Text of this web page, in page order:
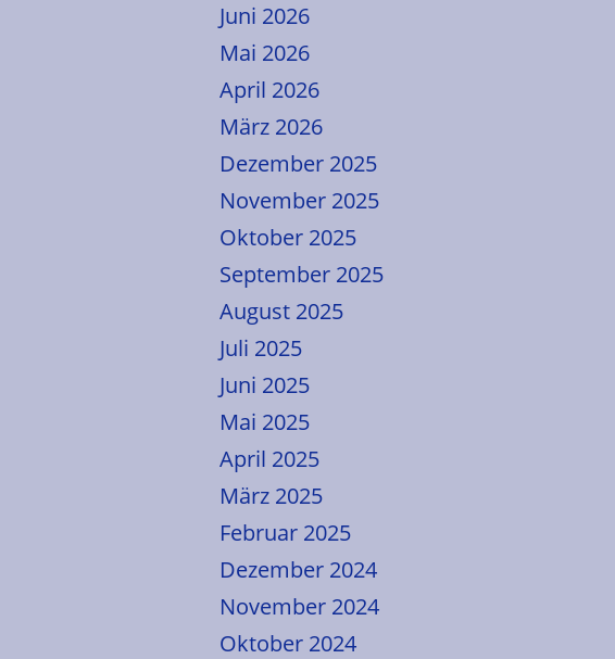
Juni 2026
Mai 2026
April 2026
März 2026
Dezember 2025
November 2025
Oktober 2025
September 2025
August 2025
Juli 2025
Juni 2025
Mai 2025
April 2025
März 2025
Februar 2025
Dezember 2024
November 2024
Oktober 2024